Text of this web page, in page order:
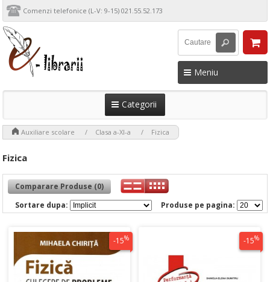
Comenzi telefonice (L-V: 9-15) 021.55.52.173
Meniu
Categorii
Auxiliare scolare Clasa a-XI-a Fizica
Fizica
Comparare Produse (0)
Produse pe pagina:
Sortare dupa:
-15% -15%